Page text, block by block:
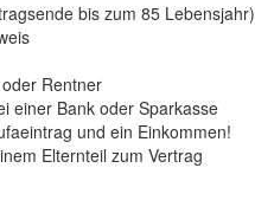
bis zum 85 Lebensjahr)
Rentner
einer Bank oder Sparkasse
und ein Einkommen!
Elternteil zum Vertrag